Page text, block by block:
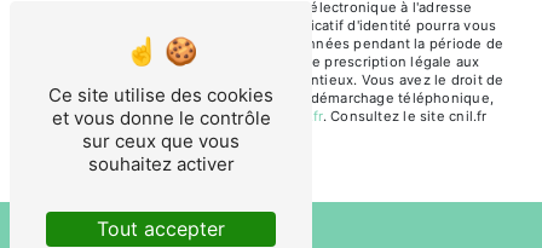
Mermoz 81200 Mazamet ou par courrier électronique à l'adresse
chazottes.nicole81@gmail.com. Un justificatif d'identité pourra vous
être demandé. Nous conservons vos données pendant la période de
prise de contact puis pendant la durée de prescription légale aux
fins probatoires et de gestion des contentieux. Vous avez le droit de
vous inscrire sur la liste d'opposition au démarchage téléphonique,
disponible à cette adresse:Bloctel.gouv.fr. Consultez le site cnil.fr
pour plus d’informations sur vos droits.
Ce site utilise des cookies
et vous donne le contrôle
sur ceux que vous
souhaitez activer
Tout accepter